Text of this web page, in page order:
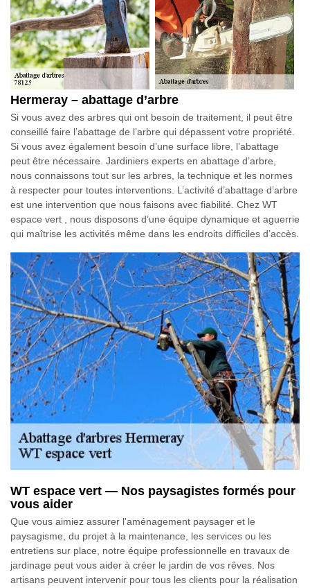
Hermeray – abattage d’arbre
Si vous avez des arbres qui ont besoin de traitement, il peut être
conseillé faire l’abattage de l’arbre qui dépassent votre propriété.
Si vous avez également besoin d’une surface libre, l’abattage
peut être nécessaire. Jardiniers experts en abattage d’arbre,
nous connaissons tout sur les arbres, la technique et les normes
à respecter pour toutes interventions. L’activité d’abattage d’arbre
est une intervention que nous faisons avec fiabilité. Chez WT
espace vert , nous disposons d’une équipe dynamique et aguerrie
qui maîtrise les activités même dans les endroits difficiles d’accès.
WT espace vert — Nos paysagistes formés pour
vous aider
Que vous aimiez assurer l'aménagement paysager et le
paysagisme, du projet à la maintenance, les services ou les
entretiens sur place, notre équipe professionnelle en travaux de
jardinage peut vous aider à créer le jardin de vos rêves. Nos
artisans peuvent intervenir pour tous les clients pour la réalisation